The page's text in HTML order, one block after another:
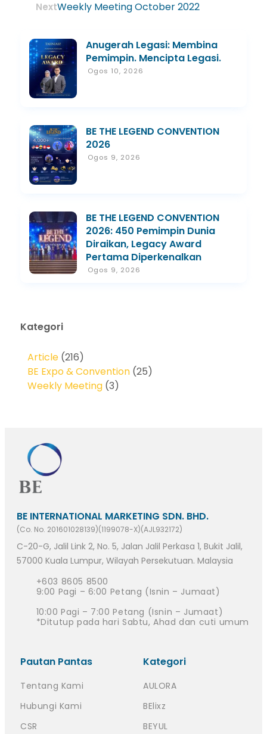
NextWeekly Meeting October 2022
Anugerah Legasi: Membina
Pemimpin. Mencipta Legasi.
Ogos 10, 2026
BE THE LEGEND CONVENTION
2026
Ogos 9, 2026
BE THE LEGEND CONVENTION
2026: 450 Pemimpin Dunia
Diraikan, Legacy Award
Pertama Diperkenalkan
Ogos 9, 2026
Kategori
Article (216)
BE Expo & Convention (25)
Weekly Meeting (3)
BE INTERNATIONAL MARKETING SDN. BHD.
(Co. No. 201601028139)(1199078-X)(AJL932172)
C-20-G, Jalil Link 2, No. 5, Jalan Jalil Perkasa 1, Bukit Jalil,
57000 Kuala Lumpur, Wilayah Persekutuan. Malaysia
+603 8605 8500
9:00 Pagi – 6:00 Petang (Isnin – Jumaat)
10:00 Pagi – 7:00 Petang (Isnin – Jumaat)
*Ditutup pada hari Sabtu, Ahad dan cuti umum
Pautan Pantas
Tentang Kami
Hubungi Kami
CSR
Kategori
AULORA
BElixz
BEYUL